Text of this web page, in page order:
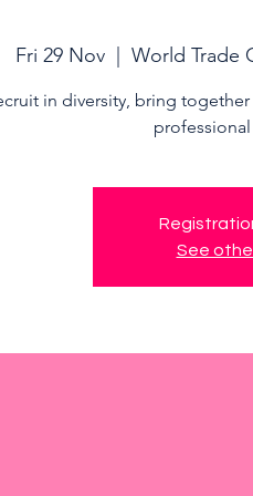
Fri 29 Nov
  |
World Trade
in diversity, bring
See